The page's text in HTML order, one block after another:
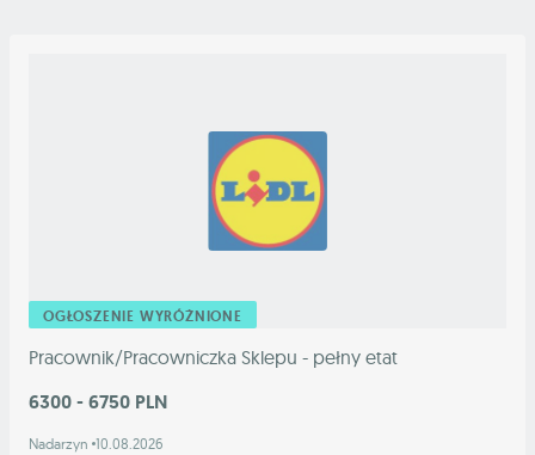
OGŁOSZENIE WYRÓŻNIONE
Pracownik/Pracowniczka Sklepu - pełny etat
6300 - 6750 PLN
Nadarzyn 10.08.2026